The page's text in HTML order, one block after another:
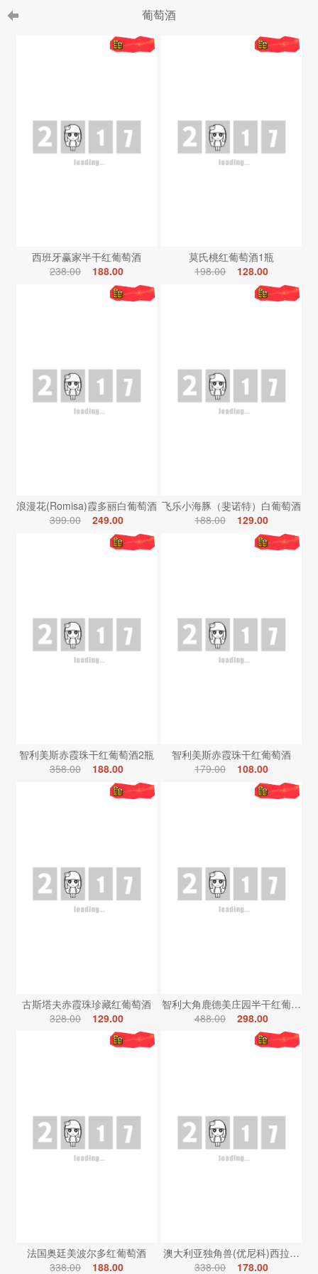
葡萄酒
西班牙赢家半干红葡萄酒
238.00
188.00
莫氏桃红葡萄酒1瓶
198.00
128.00
浪漫花(Romisa)霞多丽白葡萄酒
399.00
249.00
飞乐小海豚（斐诺特）白葡萄酒
188.00
129.00
智利美斯赤霞珠干红葡萄酒2瓶
358.00
188.00
智利美斯赤霞珠干红葡萄酒
179.00
108.00
古斯塔夫赤霞珠珍藏红葡萄酒
328.00
129.00
智利大角鹿德美庄园半干红葡萄酒
488.00
298.00
法国奥廷美波尔多红葡萄酒
338.00
188.00
澳大利亚独角兽(优尼科)西拉红葡
338.00
178.00